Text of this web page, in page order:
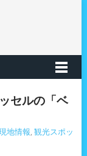
セルの「ベ
地情報, 観光スポッ